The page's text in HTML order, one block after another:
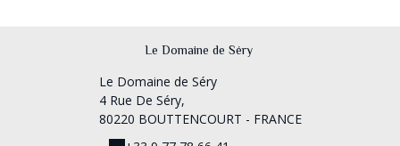
Le Domaine de Séry
Le Domaine de Séry
4 Rue De Séry,
80220 BOUTTENCOURT - FRANCE